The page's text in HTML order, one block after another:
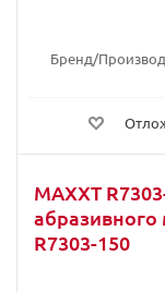
Бренд/
MAXXT
R7303-150